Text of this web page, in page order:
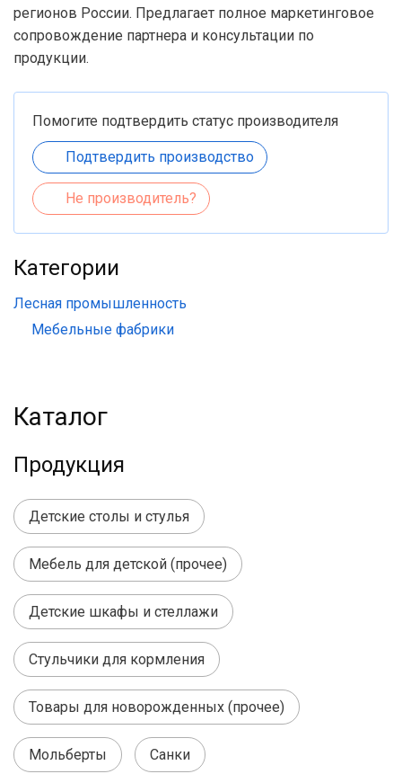
регионов России. Предлагает полное маркетинговое
сопровождение партнера и консультации по
продукции.
Помогите подтвердить статус производителя
Подтвердить производство
Не производитель?
Категории
Лесная промышленность
Мебельные фабрики
Каталог
Продукция
Детские столы и стулья
Мебель для детской (прочее)
Детские шкафы и стеллажи
Стульчики для кормления
Товары для новорожденных (прочее)
Мольберты Санки